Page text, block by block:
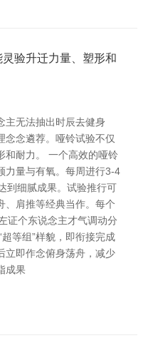
灵验升迁力量、塑形和
主无法抽出时辰去健身
念念遴荐。哑铃试验不仅
和耐力。 一个高效的哑铃
力量与有氧。每周进行3-4
到细腻成果。试验推行可
、肩推等经典当作。每个
证个东说念主才气调动分
等组”样貌，即衔接完成
立即作念俯身荡舟，减少
成果